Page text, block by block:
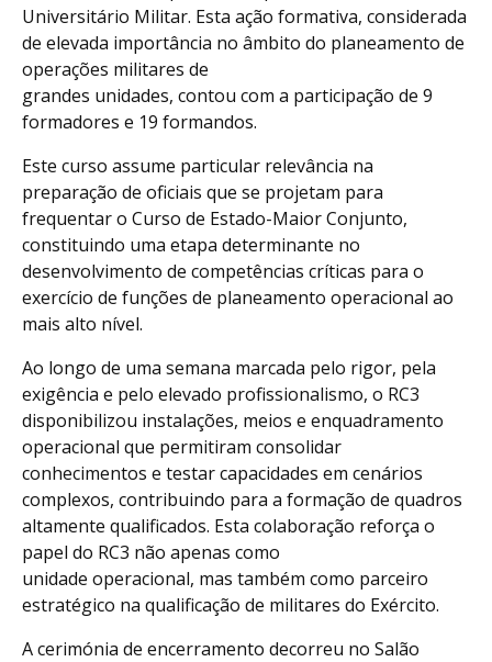
Universitário Militar. Esta ação formativa, considerada
de elevada importância no âmbito do planeamento de
operações militares de
grandes unidades, contou com a participação de 9
formadores e 19 formandos.
Este curso assume particular relevância na
preparação de oficiais que se projetam para
frequentar o Curso de Estado-Maior Conjunto,
constituindo uma etapa determinante no
desenvolvimento de competências críticas para o
exercício de funções de planeamento operacional ao
mais alto nível.
Ao longo de uma semana marcada pelo rigor, pela
exigência e pelo elevado profissionalismo, o RC3
disponibilizou instalações, meios e enquadramento
operacional que permitiram consolidar
conhecimentos e testar capacidades em cenários
complexos, contribuindo para a formação de quadros
altamente qualificados. Esta colaboração reforça o
papel do RC3 não apenas como
unidade operacional, mas também como parceiro
estratégico na qualificação de militares do Exército.
A cerimónia de encerramento decorreu no Salão